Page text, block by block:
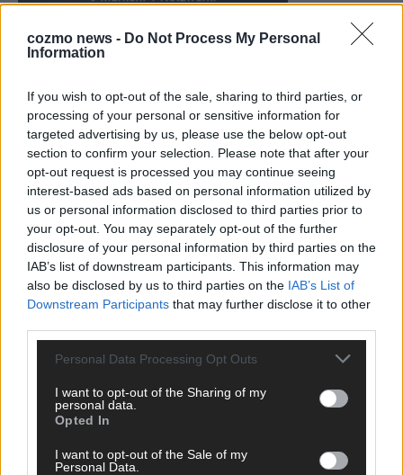
cozmo news - Do Not Process My Personal
Information
If you wish to opt-out of the sale, sharing to third parties, or
processing of your personal or sensitive information for
targeted advertising by us, please use the below opt-out
section to confirm your selection. Please note that after your
opt-out request is processed you may continue seeing
interest-based ads based on personal information utilized by
us or personal information disclosed to third parties prior to
your opt-out. You may separately opt-out of the further
disclosure of your personal information by third parties on the
IAB’s list of downstream participants. This information may
also be disclosed by us to third parties on the IAB’s List of
Downstream Participants that may further disclose it to other
Personal Data Processing Opt Outs
I want to opt-out of the Sharing of my
personal data.
Opted In
I want to opt-out of the Sale of my
Personal Data.
ANZEIGE